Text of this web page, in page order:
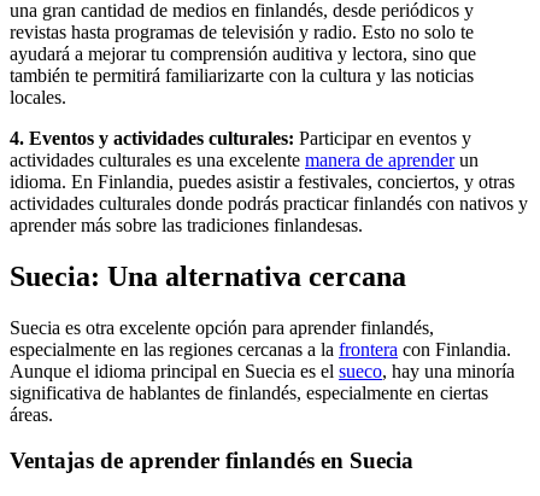
una gran cantidad de medios en finlandés, desde periódicos y
revistas hasta programas de televisión y radio. Esto no solo te
ayudará a mejorar tu comprensión auditiva y lectora, sino que
también te permitirá familiarizarte con la cultura y las noticias
locales.
4. Eventos y actividades culturales: Participar en eventos y
actividades culturales es una excelente manera de aprenderun
idioma. En Finlandia, puedes asistir a festivales, conciertos, y otras
actividades culturales donde podrás practicar finlandés con nativos y
aprender más sobre las tradiciones finlandesas.
Suecia: Una alternativa cercana
Suecia es otra excelente opción para aprender finlandés,
especialmente en las regiones cercanas a la frontera con Finlandia.
Aunque el idioma principal en Suecia es el sueco, hay una minoría
significativa de hablantes de finlandés, especialmente en ciertas
áreas.
Ventajas de aprender finlandés en Suecia